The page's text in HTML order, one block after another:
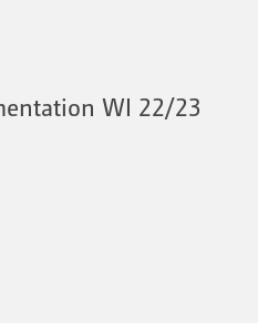
WI 22/23